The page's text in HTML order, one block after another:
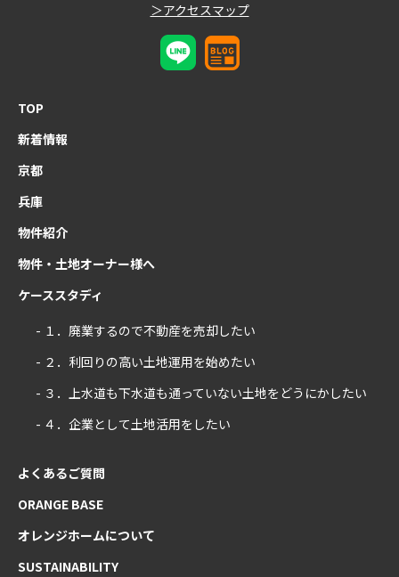
＞アクセスマップ
TOP
新着情報
京都
兵庫
物件紹介
物件・土地オーナー様へ
ケーススタディ
- １．廃業するので不動産を売却したい
- ２．利回りの高い土地運用を始めたい
- ３．上水道も下水道も通っていない土地をどうにかしたい
- ４．企業として土地活用をしたい
よくあるご質問
ORANGE BASE
オレンジホームについて
SUSTAINABILITY